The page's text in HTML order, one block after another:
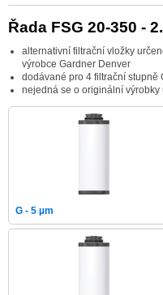
Řada FSG 20-350 -
alternativní filtrační vložky
výrobce Gardner Denver
dodávané pro 4 filtrační stupně
nejedná se o originální výrobky
G - 5 µm